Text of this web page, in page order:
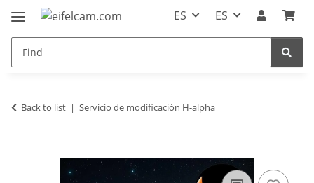
ES ES
Back to list Servicio de modificación H-alpha